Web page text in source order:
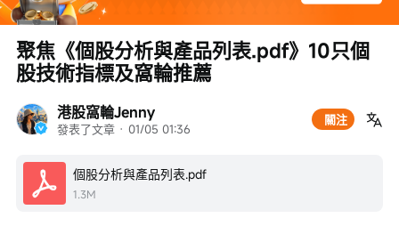
港股窩輪Jenny
發表了文章 · 01/05 01:36
關注
聚焦《個股分析與產品列表.pdf》10只個
股技術指標及窩輪推薦
個股分析與產品列表.pdf
1.3M